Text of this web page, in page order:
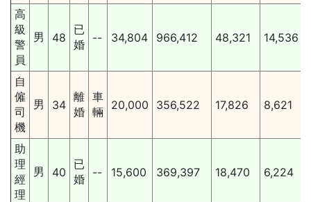
高
級
警
員
男 48
已
婚
-- 34,804 966,412 48,321 14,536
自
僱
司
機
男 34
離
婚
車
輛
20,000 356,522 17,826 8,621
助
理
經
理
男 40
已
婚
-- 15,600 369,397 18,470 6,224